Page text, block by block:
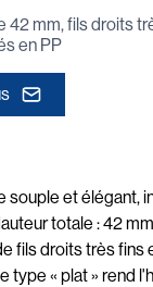
42 mm, fils droits
en PP
souple et élégant,
totale : 42
fils droits très fins
type « plat » rend